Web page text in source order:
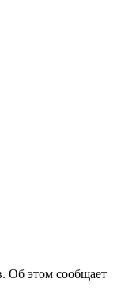
Об этом сообщает